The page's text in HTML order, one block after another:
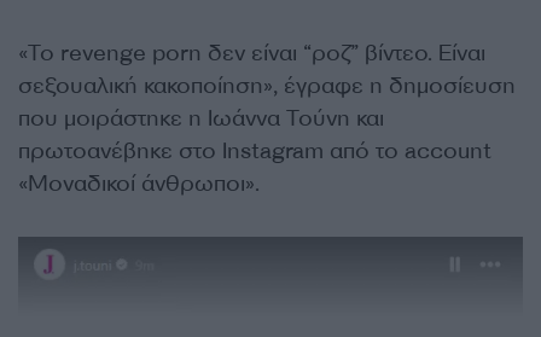
«Το revenge porn δεν είναι “ροζ” βίντεο. Είναι
σεξουαλική κακοποίηση», έγραφε η δημοσίευση
που μοιράστηκε η Ιωάννα Τούνη και
πρωτοανέβηκε στο Instagram από το account
«Μοναδικοί άνθρωποι».